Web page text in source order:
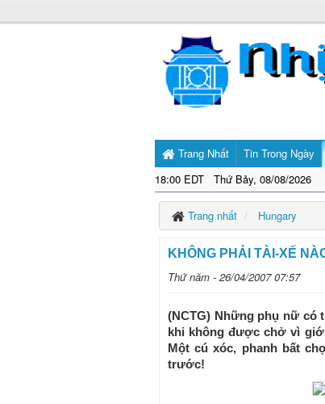
Trang Nhất
18:00 EDT Thứ Bảy, 08/08/2026
Tin Trong Ngày
Trang nhất Hungary
KHÔNG PHẢI TÀI-XẾ
Thứ năm - 26/04/2007 07:57
(NCTG) Những phụ nữ có
khi không được chở vì
Một cú xóc, phanh bất
trước!